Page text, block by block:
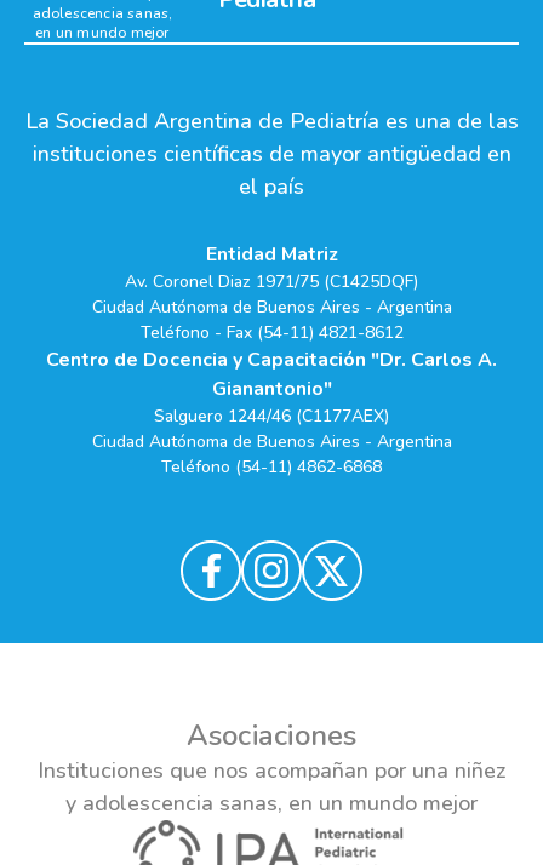
adolescencia sanas,
en un mundo mejor
La Sociedad Argentina de Pediatría es una de las
instituciones científicas de mayor antigüedad en
el país
Entidad Matriz
Av. Coronel Diaz 1971/75 (C1425DQF)
Ciudad Autónoma de Buenos Aires - Argentina
Teléfono - Fax (54-11) 4821-8612
Centro de Docencia y Capacitación "Dr. Carlos A.
Gianantonio"
Salguero 1244/46 (C1177AEX)
Ciudad Autónoma de Buenos Aires - Argentina
Teléfono (54-11) 4862-6868
Asociaciones
Instituciones que nos acompañan por una niñez
y adolescencia sanas, en un mundo mejor